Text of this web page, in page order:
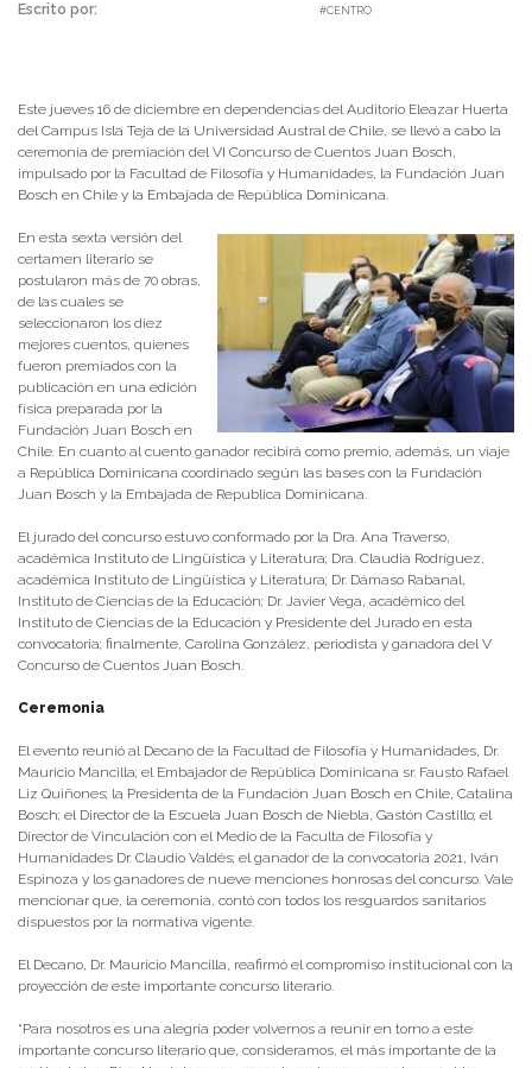
Escrito por: #CENTRO
Este jueves 16 de diciembre en dependencias del Auditorio Eleazar Huerta
del Campus Isla Teja de la Universidad Austral de Chile, se llevó a cabo la
ceremonia de premiación del VI Concurso de Cuentos Juan Bosch,
impulsado por la Facultad de Filosofía y Humanidades, la Fundación Juan
Bosch en Chile y la Embajada de República Dominicana.
En esta sexta versión del
certamen literario se
postularon más de 70 obras,
de las cuales se
seleccionaron los diez
mejores cuentos, quienes
fueron premiados con la
publicación en una edición
física preparada por la
Fundación Juan Bosch en
Chile. En cuanto al cuento ganador recibirá como premio, además, un viaje
a República Dominicana coordinado según las bases con la Fundación
Juan Bosch y la Embajada de Republica Dominicana.
El jurado del concurso estuvo conformado por la Dra. Ana Traverso,
académica Instituto de Lingüística y Literatura; Dra. Claudia Rodríguez,
académica Instituto de Lingüística y Literatura; Dr. Dámaso Rabanal,
Instituto de Ciencias de la Educación; Dr. Javier Vega, académico del
Instituto de Ciencias de la Educación y Presidente del Jurado en esta
convocatoria; finalmente, Carolina González, periodista y ganadora del V
Concurso de Cuentos Juan Bosch.
Ceremonia
El evento reunió al Decano de la Facultad de Filosofía y Humanidades, Dr.
Mauricio Mancilla; el Embajador de República Dominicana sr. Fausto Rafael
Liz Quiñones; la Presidenta de la Fundación Juan Bosch en Chile, Catalina
Bosch; el Director de la Escuela Juan Bosch de Niebla, Gastón Castillo; el
Director de Vinculación con el Medio de la Faculta de Filosofía y
Humanidades Dr. Claudio Valdés; el ganador de la convocatoria 2021, Iván
Espinoza y los ganadores de nueve menciones honrosas del concurso. Vale
mencionar que, la ceremonia, contó con todos los resguardos sanitarios
dispuestos por la normativa vigente.
El Decano, Dr. Mauricio Mancilla, reafirmó el compromiso institucional con la
proyección de este importante concurso literario.
“Para nosotros es una alegría poder volvernos a reunir en torno a este
importante concurso literario que, consideramos, el más importante de la